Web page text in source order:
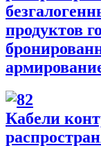
продуктов
Кабели